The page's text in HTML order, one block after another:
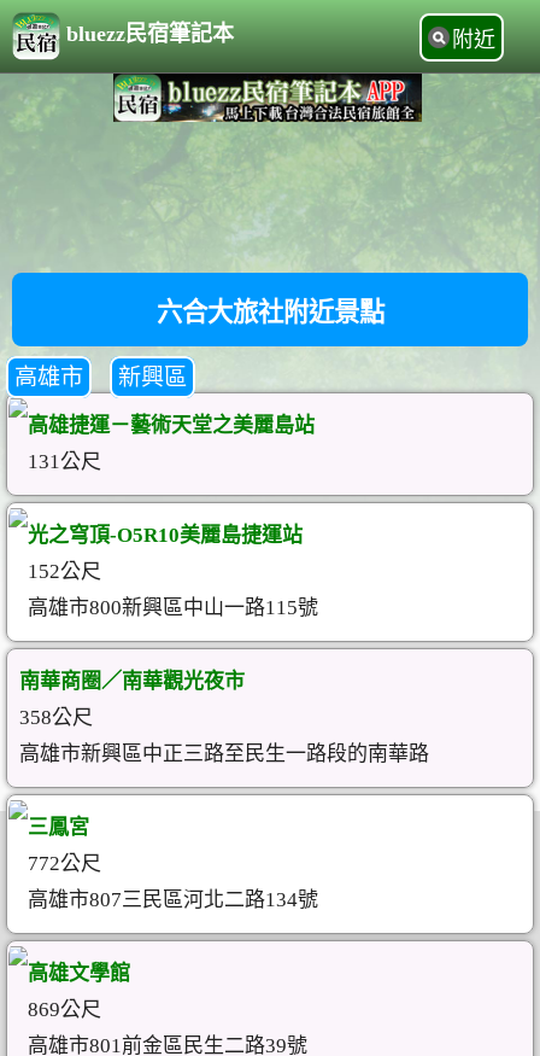
bluezz民宿筆記本 附近
六合大旅社附近景點
高雄市 新興區
高雄捷運－藝術天堂之美麗島站
131公尺
光之穹頂-O5R10美麗島捷運站
152公尺
高雄市800新興區中山一路115號
南華商圈／南華觀光夜市
358公尺
高雄市新興區中正三路至民生一路段的南華路
三鳳宮
772公尺
高雄市807三民區河北二路134號
高雄文學館
869公尺
高雄市801前金區民生二路39號